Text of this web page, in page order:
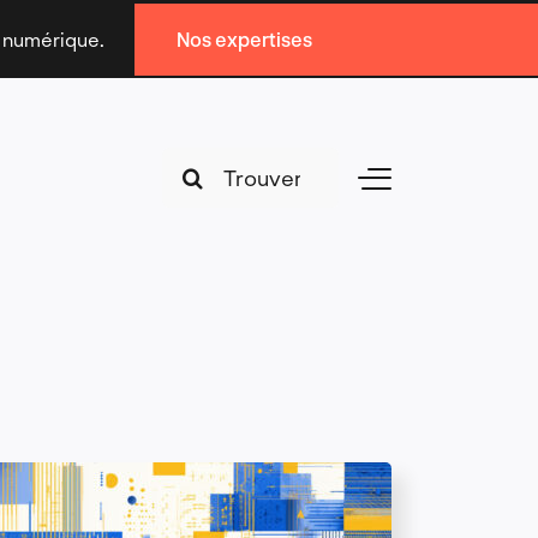
Nos expertises
Toggle